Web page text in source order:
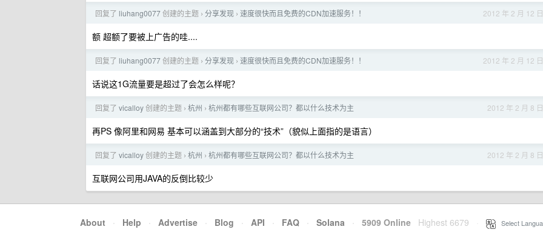
2012 年 2 月 12 日
回复了 liuhang0077创建的主题 › 分享发现 › 速度很快而且免费的CDN加速服务！！
额 超额了要被上广告的哇....
2012 年 2 月 12 日
回复了 liuhang0077创建的主题 › 分享发现 › 速度很快而且免费的CDN加速服务！！
话说这1G流量要是超过了会怎么样呢？
2012 年 2 月 8 日
回复了 vicalloy创建的主题 › 杭州 › 杭州都有哪些互联网公司？都以什么技术为主
再PS 像阿里和网易 基本可以涵盖到大部分的“技术”（貌似上面指的是语言）
2012 年 2 月 8 日
回复了 vicalloy创建的主题 › 杭州 › 杭州都有哪些互联网公司？都以什么技术为主
互联网公司用JAVA的反倒比较少
About · Help · Advertise · Blog · API · FAQ · Solana · 5909 Online Highest 6679 Select